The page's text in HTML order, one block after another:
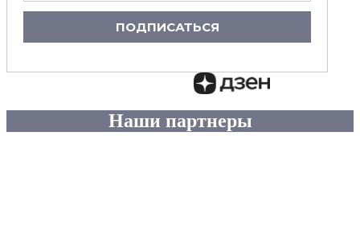
ПОДПИСАТЬСЯ
Наши партнеры